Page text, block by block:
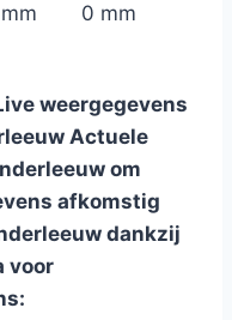
0 mm
weergegevens
Actuele
om
afkomstig
dankzij
voor